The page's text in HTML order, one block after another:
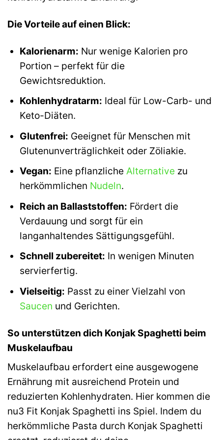
Die Vorteile auf einen Blick:
Kalorienarm: Nur wenige Kalorien pro
Portion – perfekt für die
Gewichtsreduktion.
Kohlenhydratarm: Ideal für Low-Carb- und
Keto-Diäten.
Glutenfrei: Geeignet für Menschen mit
Glutenunverträglichkeit oder Zöliakie.
Vegan: Eine pflanzliche Alternativezu
herkömmlichen Nudeln.
Reich an Ballaststoffen: Fördert die
Verdauung und sorgt für ein
langanhaltendes Sättigungsgefühl.
Schnell zubereitet: In wenigen Minuten
servierfertig.
Vielseitig: Passt zu einer Vielzahl von
Saucen und Gerichten.
So unterstützen dich Konjak Spaghetti beim
Muskelaufbau
Muskelaufbau erfordert eine ausgewogene
Ernährung mit ausreichend Protein und
reduzierten Kohlenhydraten. Hier kommen die
nu3 Fit Konjak Spaghetti ins Spiel. Indem du
herkömmliche Pasta durch Konjak Spaghetti